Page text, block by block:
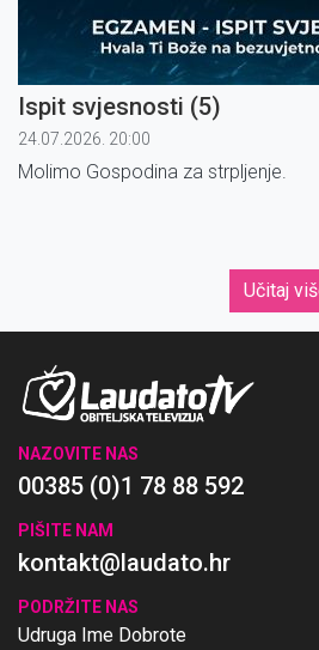
Ispit svjesnosti (5)
24.07.2026. 20:00
Molimo Gospodina za strpljenje.
Učitaj
NAZOVITE NAS
00385 (0)1 78 88 592
PIŠITE NAM
kontakt@laudato.hr
PODRŽITE NAS
Udruga Ime Dobrote